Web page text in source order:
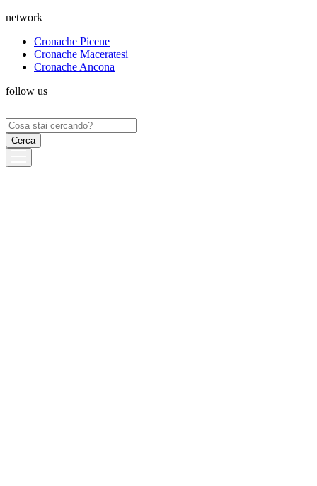
network
Cronache Picene
Cronache Maceratesi
Cronache Ancona
follow us
Ricerca
per: